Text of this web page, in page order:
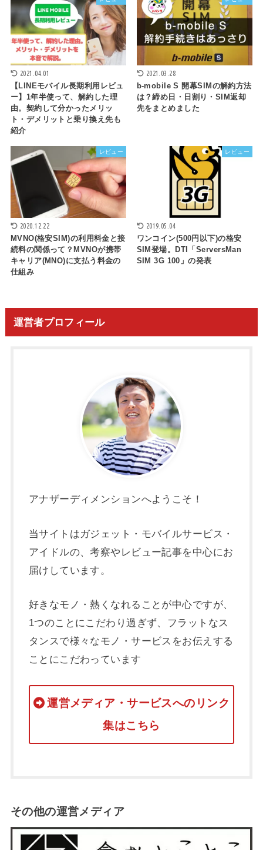
2021.04.01
【LINEモバイル長期利用レビュ
ー】1年半使って、解約した理
由。契約して分かったメリッ
ト・デメリットと乗り換え先も
紹介
2021.03.28
b-mobile S 開幕SIMの解約方法
は？締め日・日割り・SIM返却
先をまとめました
レビュー
2020.12.22
MVNO(格安SIM)の利用料金と接
続料の関係って？MVNOが携帯
キャリア(MNO)に支払う料金の
仕組み
レビュー
2019.05.04
ワンコイン(500円以下)の格安
SIM登場。DTI「ServersMan
SIM 3G 100」の発表
運営者プロフィール
アナザーディメンションへようこそ！
当サイトはガジェット・モバイルサービス・
アイドルの、考察やレビュー記事を中心にお
届けしています。
好きなモノ・熱くなれることが中心ですが、
1つのことにこだわり過ぎず、フラットなス
タンスで様々なモノ・サービスをお伝えする
ことにこだわっています
運営メディア・サービスへのリンク
集はこちら
その他の運営メディア